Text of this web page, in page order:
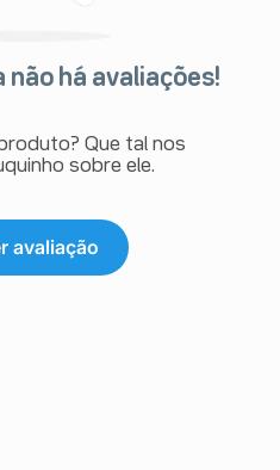
não há avaliações!
Que tal nos
sobre ele.
avaliação